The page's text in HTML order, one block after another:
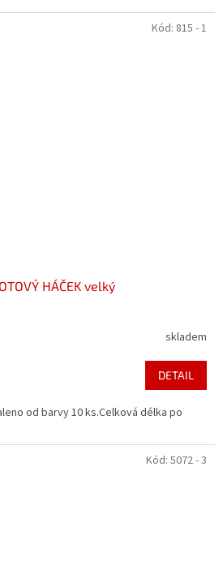
HÁČEK velký
skladem
DETAIL
od barvy 10 ks.Celková délka po
Kód: 815 - 1
Kód: 5072 - 3